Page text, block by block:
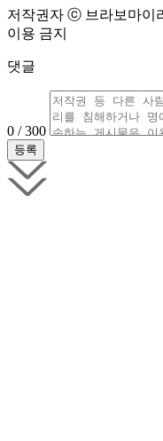
저작권자 ⓒ 브라보마이
이용 금지
댓글
0 / 300